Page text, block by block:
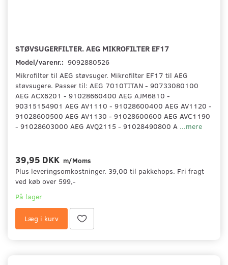
STØVSUGERFILTER. AEG MIKROFILTER EF17
Model/varenr.: 9092880526
Mikrofilter til AEG støvsuger. Mikrofilter EF17 til AEG
støvsugere. Passer til: AEG 7010TITAN - 90733080100
AEG ACX6201 - 91028660400 AEG AJM6810 -
90315154901 AEG AV1110 - 91028600400 AEG AV1120 -
91028600500 AEG AV1130 - 91028600600 AEG AVC1190
- 91028603000 AEG AVQ2115 - 91028490800 A ...mere
39,95 DKK m/Moms
Plus leveringsomkostninger. 39,00 til pakkehops. Fri fragt
ved køb over 599,-
På lager
Læg i kurv